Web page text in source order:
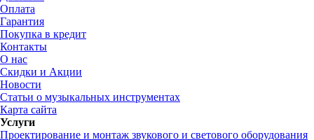
Оплата
Гарантия
Покупка в кредит
Контакты
О нас
Скидки и Акции
Новости
Статьи о музыкальных инструментах
Карта сайта
Услуги
Проектирование и монтаж звукового и светового оборудования